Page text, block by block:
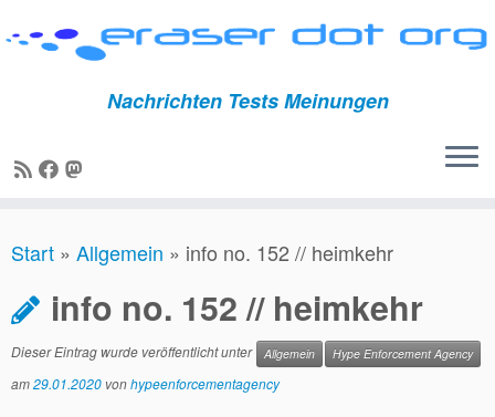
Inhalt
Nachrichten Tests Meinungen
Start » Allgemein » info no. 152 // heimkehr
info no. 152 // heimkehr
Dieser Eintrag wurde veröffentlicht unter Allgemein Hype Enforcement Agency
am29.01.2020 vonhypeenforcementagency